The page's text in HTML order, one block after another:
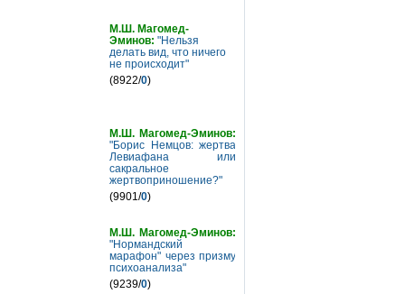
М.Ш. Магомед-
Эминов: "Нельзя
делать вид, что ничего
не происходит"
(8922/0)
М.Ш. Магомед-Эминов:
"Борис Немцов: жертва
Левиафана или
сакральное
жертвоприношение?"
(9901/0)
М.Ш. Магомед-Эминов:
"Нормандский
марафон" через призму
психоанализа"
(9239/0)